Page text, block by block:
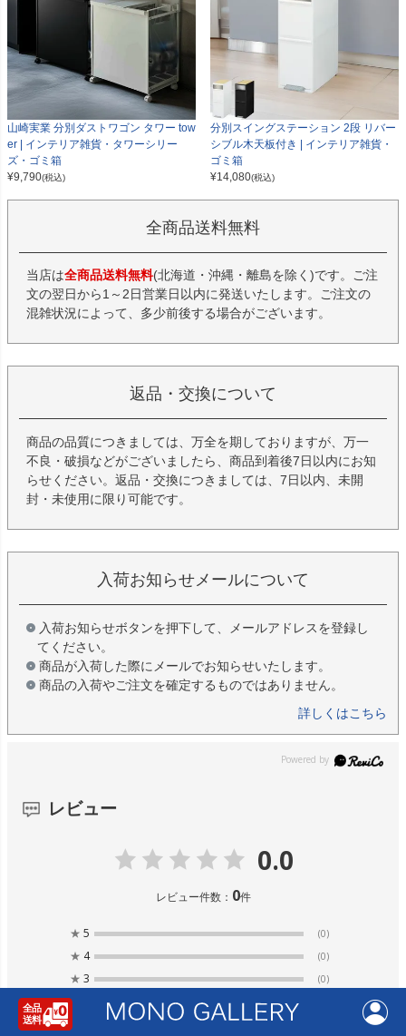
山崎実業 分別ダストワゴン タワー tow
er | インテリア雑貨・タワーシリー
ズ・ゴミ箱
¥9,790(税込)
分別スイングステーション 2段 リバー
シブル木天板付き | インテリア雑貨・
ゴミ箱
¥14,080(税込)
全商品送料無料
当店は全商品送料無料(北海道・沖縄・離島を除く)です。ご注
文の翌日から1～2日営業日以内に発送いたします。ご注文の
混雑状況によって、多少前後する場合がございます。
返品・交換について
商品の品質につきましては、万全を期しておりますが、万一
不良・破損などがございましたら、商品到着後7日以内にお知
らせください。返品・交換につきましては、7日以内、未開
封・未使用に限り可能です。
入荷お知らせメールについて
入荷お知らせボタンを押下して、メールアドレスを登録し
てください。
商品が入荷した際にメールでお知らせいたします。
商品の入荷やご注文を確定するものではありません。
詳しくはこちら
レビュー
0.0
レビュー件数： 0件
★ 5 (0)
★ 4 (0)
★ 3 (0)
★
★